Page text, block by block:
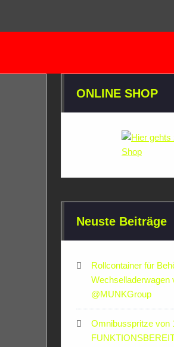
ONLINE SHOP
Neuste Beiträge
Rollcontainer für
Wechselladerwagen
‪@MUNKGroup‬
Omnibusspritze von